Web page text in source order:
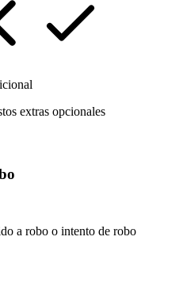
extras opcionales
a robo o intento de robo